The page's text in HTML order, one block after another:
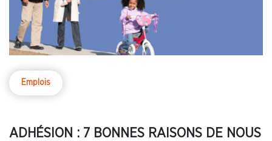
Emplois
ADHÉSION : 7 BONNES RAISONS DE NOUS